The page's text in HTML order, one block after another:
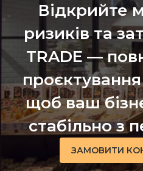
Відкрийте
ризиків та
TRADE —
щоб ваш
стабільно з
ЗАМОВИТИ